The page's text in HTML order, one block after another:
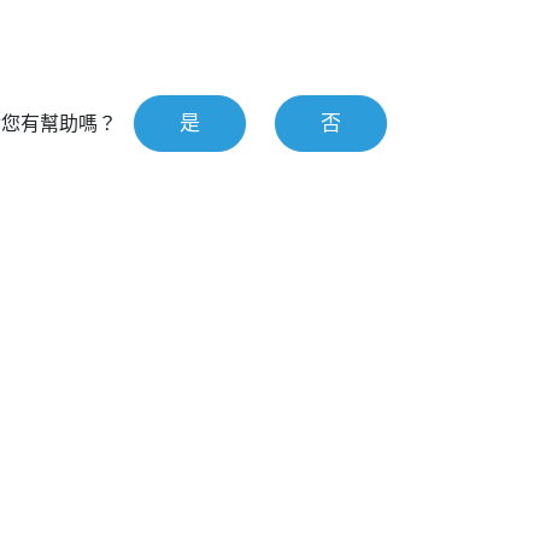
有幫助嗎？ 是 否